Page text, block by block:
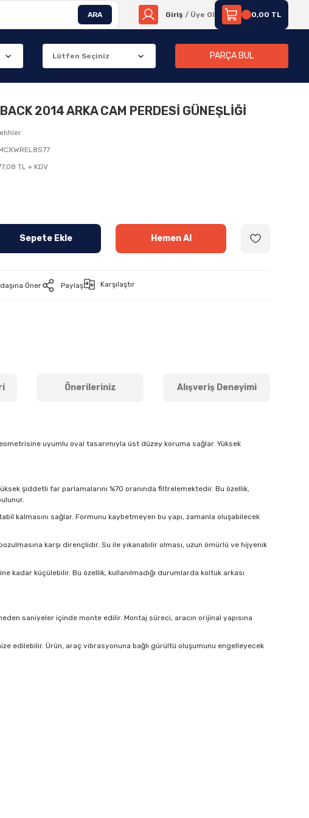
ARA Giriş / Üye Ol 0,00 TL
PARÇA BUL
2014 ARKA CAM PERDESİ GÜNEŞLİĞİ
TL + KDV
Sepete Ekle Hemen Al
Öner Paylaş Karşılaştır
Önerileriniz Alışveriş Deneyimi
uyumlu oval tasarımıyla üst düzey koruma sağlar. Yüksek
şiddetli far parlamalarını %70 oranında filtrelemektedir. Bu özellik,
kalmasını sağlar. Formunu kaybetmeyen bu yapı, zamanla oluşabilecek
karşı dirençlidir. Su ile yıkanabilir olması, uzun ömürlü ve hijyenik
küçülebilir. Bu özellik, kullanılmadığı durumlarda koltuk arkası
saniyeler içinde monte edilir. Montaj süreci, aracın orijinal yapısına
edilebilir. Ürün, araç vibrasyonuna bağlı gürültü oluşumunu engelleyecek